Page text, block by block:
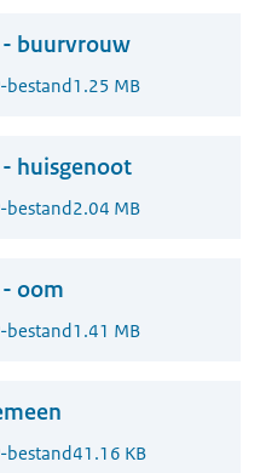
buurvrouw
bestand1.25 MB
huisgenoot
bestand2.04 MB
oom
bestand1.41 MB
bestand41.16 KB